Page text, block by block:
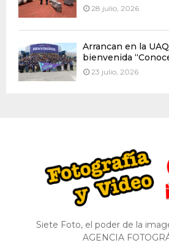
28 julio, 2026
Arrancan en la
bienvenida
23 julio, 2026
Siete Foto, el poder de la
AGENCIA